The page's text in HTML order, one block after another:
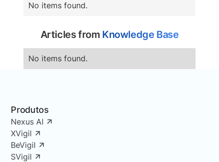
No items found.
Articles from Knowledge Base
No items found.
Produtos
Nexus AI
XVigil
BeVigil
SVigil